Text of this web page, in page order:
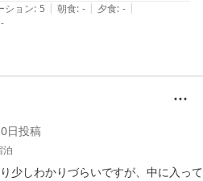
いつでも入浴出来るので、朝は小鳥
かけて帰ってきて入り、寝る前に入っ
味を楽しめました。ありがとうござい
迎だけでなく、外へのお出かけの際に
ました。
ただきたいと思います。
ション: 5 | 朝食: - | 夕食: - |
-
日投稿
泊
少しわかりづらいですが、中に入って